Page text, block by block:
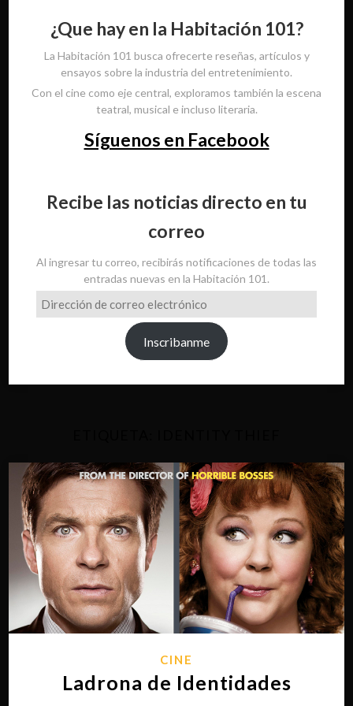
¿Que hay en la Habitación 101?
La Habitación 101 busca ofrecerte reseñas, artículos y
ensayos sobre la industria del entretenimiento.
Con el cine como eje central, exploramos también la escena
teatral, musical e incluso literaria.
Síguenos en Facebook
Recibe las noticias directo en tu
correo
Al ingresar tu correo, recibirás notificaciones de todas las
entradas nuevas en la Habitación 101.
Dirección
de
Inscribanme
CINE
Ladrona de Identidades